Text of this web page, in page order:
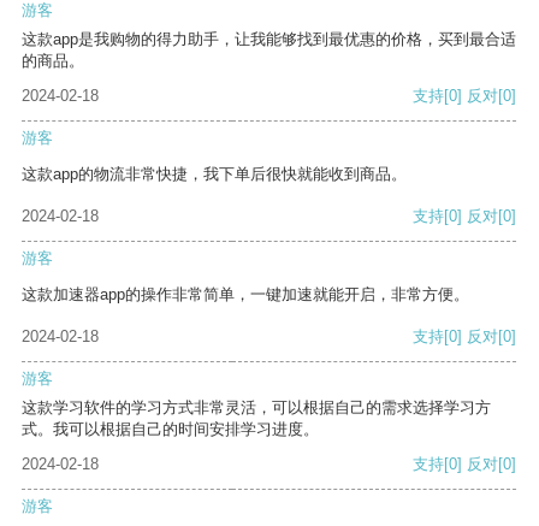
游客
这款app是我购物的得力助手，让我能够找到最优惠的价格，买到最合适
的商品。
2024-02-18
支持[0] 反对[0]
游客
这款app的物流非常快捷，我下单后很快就能收到商品。
2024-02-18 支持[0] 反对[0]
游客
这款加速器app的操作非常简单，一键加速就能开启，非常方便。
2024-02-18 支持[0] 反对[0]
游客
这款学习软件的学习方式非常灵活，可以根据自己的需求选择学习方
式。我可以根据自己的时间安排学习进度。
2024-02-18
支持[0] 反对[0]
游客